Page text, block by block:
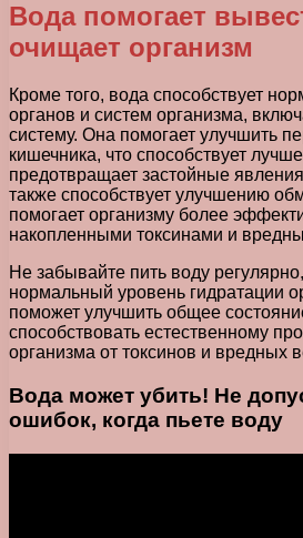
Вода помогает
очищает организм
Кроме того, вода способствует
органов и систем организма,
систему. Она помогает улучшить
кишечника, что способствует
предотвращает застойные
также способствует улучшению
помогает организму более
накопленными токсинами и
Не забывайте пить воду
нормальный уровень гидратации
поможет улучшить общее
способствовать естественному
организма от токсинов и вредных
Вода может убить! Не
ошибок, когда пьете воду